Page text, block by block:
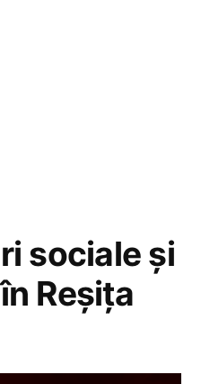
sociale și
Reșița